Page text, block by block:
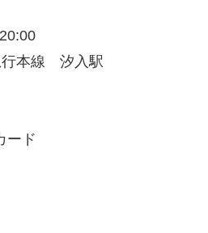
行本線 汐入駅
ード